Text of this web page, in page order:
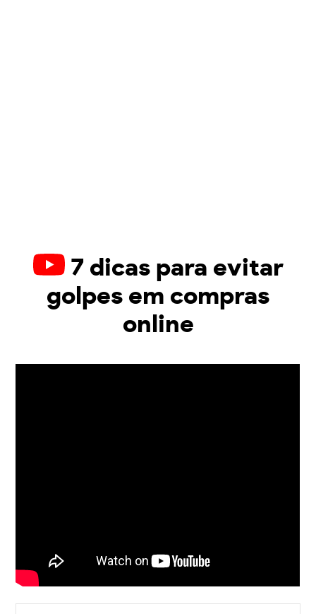
7 dicas para evitar
golpes em compras
online